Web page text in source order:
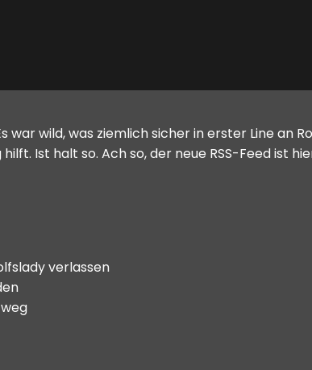
war wild, was ziemlich sicher in erster Line an
Ist halt so. Ach so, der neue RSS-Feed ist
verlassen